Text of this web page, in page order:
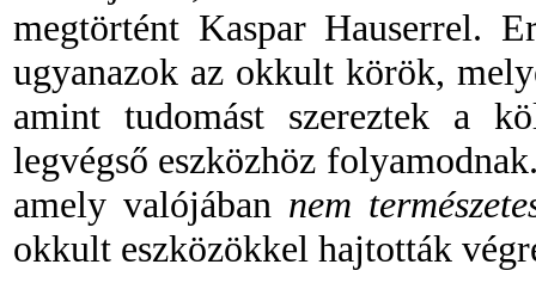
megtörtént Kaspar Hauserrel.
ugyanazok az okkult körök,
amint tudomást szereztek a
legvégső eszközhöz
amely valójában nem
okkult eszközökkel hajtották